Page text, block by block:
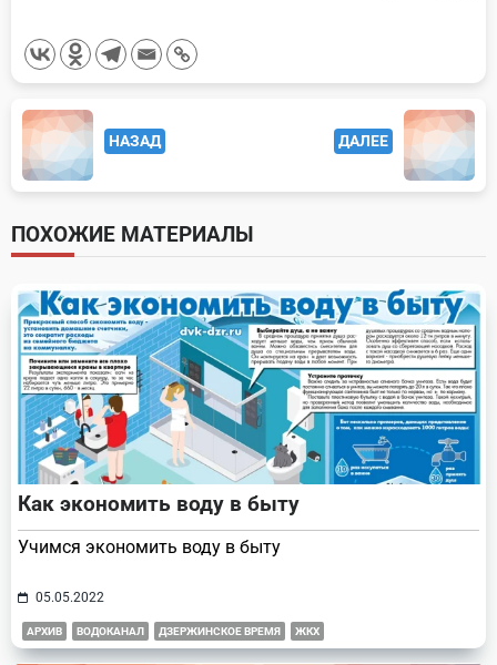
<span
class="nav-
subtitle
screen-
reader-
text">Page</span>
НАЗАД ДАЛЕЕ
ПОХОЖИЕ МАТЕРИАЛЫ
Как экономить воду в быту
Учимся экономить воду в быту
05.05.2022
АРХИВ ВОДОКАНАЛ ДЗЕРЖИНСКОЕ ВРЕМЯ ЖКХ